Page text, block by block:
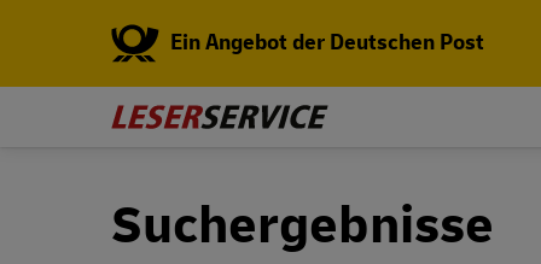
Ein Angebot der Deutschen Post
Suchergebnisse